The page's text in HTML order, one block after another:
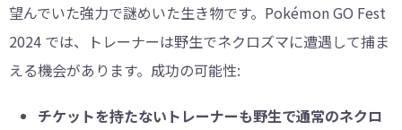
望んでいた強力で謎めいた生き物です。Pokémon GO Fest
2024 では、トレーナーは野生でネクロズマに遭遇して捕ま
える機会があります。成功の可能性:
チケットを持たないトレーナーも野生で通常のネクロ